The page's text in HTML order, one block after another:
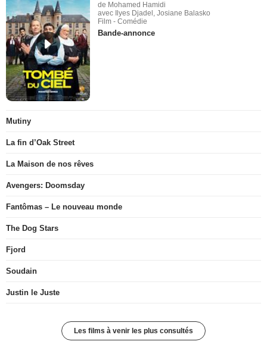
de Mohamed Hamidi
avec Ilyes Djadel, Josiane Balasko
Film - Comédie
Bande-annonce
Mutiny
La fin d’Oak Street
La Maison de nos rêves
Avengers: Doomsday
Fantômas – Le nouveau monde
The Dog Stars
Fjord
Soudain
Justin le Juste
Les films à venir les plus consultés